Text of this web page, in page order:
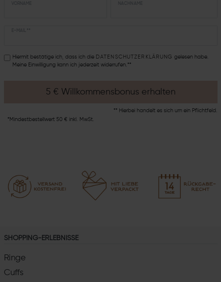
Hiermit bestätige ich, dass ich die DATEN­SCHUTZ­ERKLÄRUNG gelesen habe.
Meine Einwilligung kann ich jederzeit widerrufen.**
5 € Willkommensbonus erhalten
** Hierbei handelt es sich um ein Pflichtfeld.
*Mindestbestellwert 50 € inkl. MwSt.
SHOPPING-ERLEBNISSE
Ringe
Cuffs